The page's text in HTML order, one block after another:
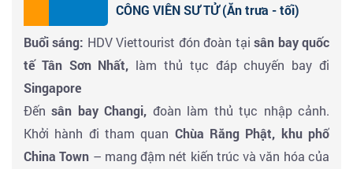
CÔNG VIÊN SƯ TỬ (Ăn trưa - tối)
Buổi sáng: HDV Viettourist đón đoàn tại sân bay quốc
tế Tân Sơn Nhất, làm thủ tục đáp chuyến bay đi
Singapore
Đếnsân bay Changi, đoàn làm thủ tục nhập cảnh.
Khởi hành đi tham quan Chùa Răng Phật, khu phố
China Town – mang đậm nét kiến trúc và văn hóa của